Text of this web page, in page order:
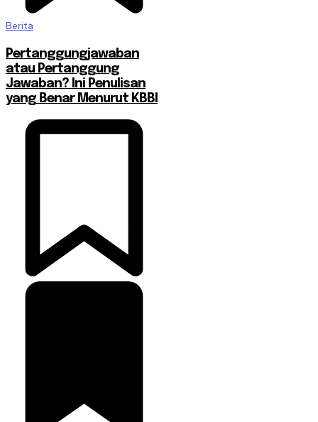
Berita
Pertanggungjawaban
atau Pertanggung
Jawaban? Ini Penulisan
yang Benar Menurut KBBI